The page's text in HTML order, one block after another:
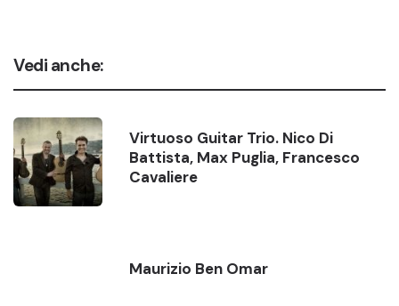
Vedi anche:
Virtuoso Guitar Trio. Nico Di
Battista, Max Puglia, Francesco
Cavaliere
Maurizio Ben Omar